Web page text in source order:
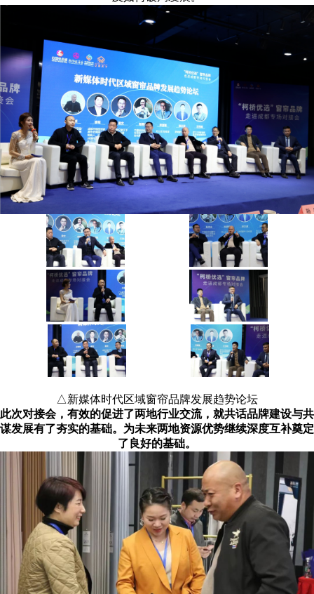
△新媒体时代区域窗帘品牌发展趋势论坛
此次对接会，有效的促进了两地行业交流，就共话品牌建设与共
谋发展有了夯实的基础。为未来两地资源优势继续深度互补奠定
了良好的基础。